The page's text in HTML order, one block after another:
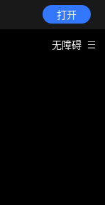
打开
无障碍